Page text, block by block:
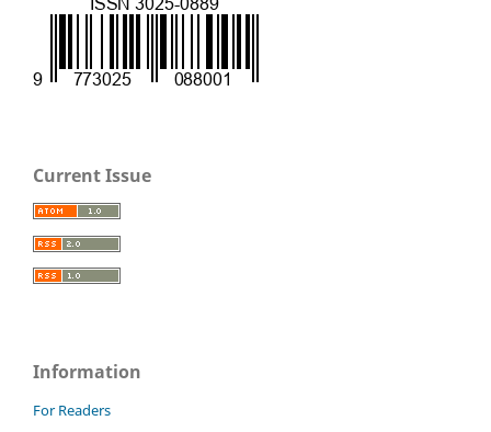
Current Issue
Information
For Readers